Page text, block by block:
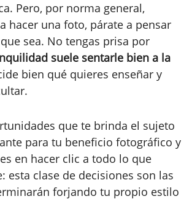
Pero, por norma general,
hacer una foto, párate a pensar
sea. No tengas prisa por
suele sentarle bien a la
bien qué quieres enseñar y
que te brinda el sujeto
para tu beneficio fotográfico y
en hacer clic a todo lo que
esta clase de decisiones son las
forjando tu propio estilo